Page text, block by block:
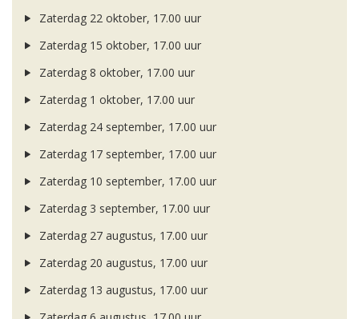
Zaterdag 22 oktober, 17.00 uur
Zaterdag 15 oktober, 17.00 uur
Zaterdag 8 oktober, 17.00 uur
Zaterdag 1 oktober, 17.00 uur
Zaterdag 24 september, 17.00 uur
Zaterdag 17 september, 17.00 uur
Zaterdag 10 september, 17.00 uur
Zaterdag 3 september, 17.00 uur
Zaterdag 27 augustus, 17.00 uur
Zaterdag 20 augustus, 17.00 uur
Zaterdag 13 augustus, 17.00 uur